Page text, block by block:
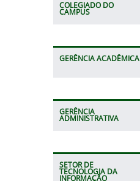
COLEGIADO DO
CAMPUS
GERÊNCIA ACADÊMICA
GERÊNCIA
ADMINISTRATIVA
SETOR DE
TECNOLOGIA DA
INFORMAÇÃO